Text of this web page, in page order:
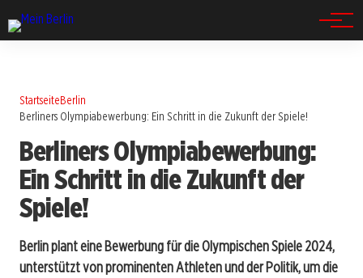
StartseiteBerlin
Berliners Olympiabewerbung: Ein Schritt in die Zukunft der Spiele!
Berliners Olympiabewerbung:
Ein Schritt in die Zukunft der
Spiele!
Berlin plant eine Bewerbung für die Olympischen Spiele 2024,
unterstützt von prominenten Athleten und der Politik, um die